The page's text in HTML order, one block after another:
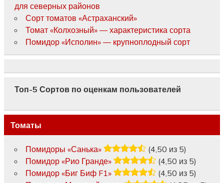
для северных районов
Сорт томатов «Астраханский»
Томат «Колхозный» — характеристика сорта
Помидор «Исполин» — крупноплодный сорт
Топ-5 Сортов по оценкам пользователей
Томаты
Помидоры «Санька»
(4,50 из 5)
Помидор «Рио Гранде»
(4,50 из 5)
Помидор «Биг Биф F1»
(4,50 из 5)